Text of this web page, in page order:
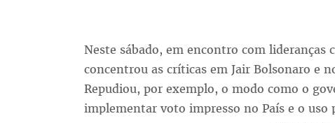
Neste sábado, em encontro com
concentrou as críticas em Jair Bolsonaro e
Repudiou, por exemplo, o modo como o
implementar voto impresso no País e o uso